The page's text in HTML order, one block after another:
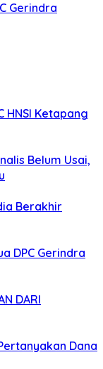
Gerindra
HNSI Ketapang
Belum Usai,
Berakhir
DPC Gerindra
DARI
Dana